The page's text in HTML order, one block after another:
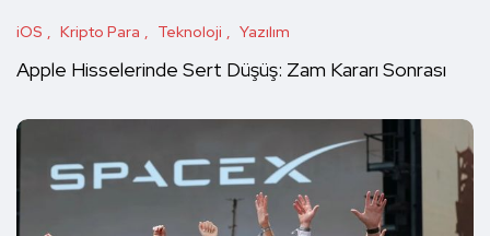
iOS Kripto Para Teknoloji Yazılım
Apple Hisselerinde Sert Düşüş: Zam Kararı Sonrası